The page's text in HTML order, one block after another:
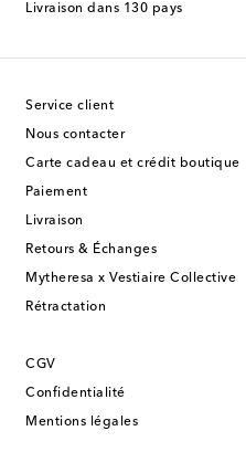
Livraison dans 130 pays
Service client
Nous contacter
Carte cadeau et crédit boutique
Paiement
Livraison
Retours & Échanges
Mytheresa x Vestiaire Collective
Rétractation
CGV
Confidentialité
Mentions légales